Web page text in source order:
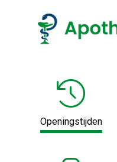
Openingstijden